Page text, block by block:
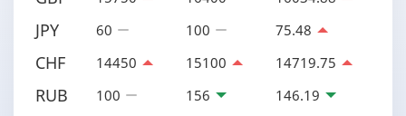
JPY 60 100 75.48
CHF 14450 15100 14719.75
RUB 100 156 146.19